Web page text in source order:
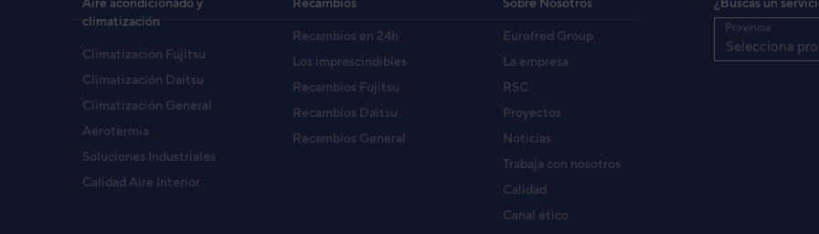
UNIDAD INTERIOR AIRE ACONDICIONADO 1X1 GENERAL ASG7UI-KG SPLIT
Código: Ref. fabricante: ASHG07KGTB
UNIDAD INTERIOR AIRE ACONDICIONADO 1X1 GENERAL ASG9UI-KG SPLIT
Código:
climatización
Climatización Fujitsu
Climatización Daitsu
Climatización General
Aerotermia
Soluciones Industriales
Calidad Aire Interior
Recambios en 24h
Los imprescindibles
Recambios Fujitsu
Recambios Daitsu
Recambios General
Eurofred Group
La empresa
RSC
Proyectos
Noticias
Trabaja con nosotros
Calidad
Canal ético
Selecciona
Provincia